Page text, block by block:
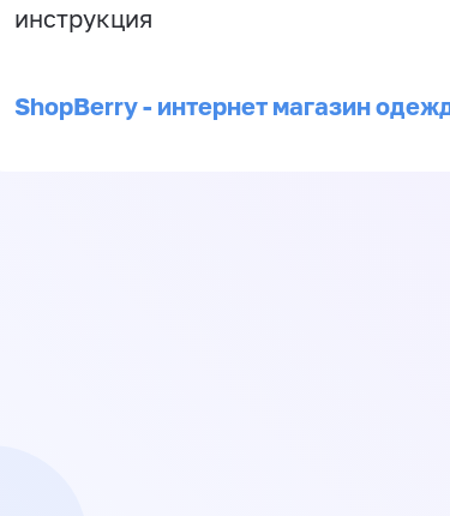
инструкция
ShopBerry - интернет магазин